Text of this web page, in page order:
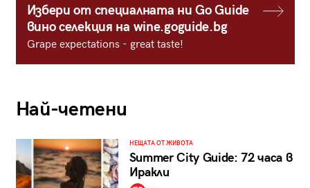
Избери от специалната ни Go Guide
вино селекция на wine.goguide.bg
Grape expectations - great taste!
Най-четени
НЕЩАТА ОТ ЖИВОТА
Summer City Guide: 72 часа в
Иракли